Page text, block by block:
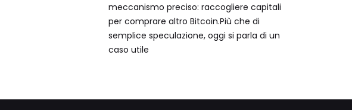
meccanismo preciso: raccogliere capitali
per comprare altro Bitcoin.Più che di
semplice speculazione, oggi si parla di un
caso utile